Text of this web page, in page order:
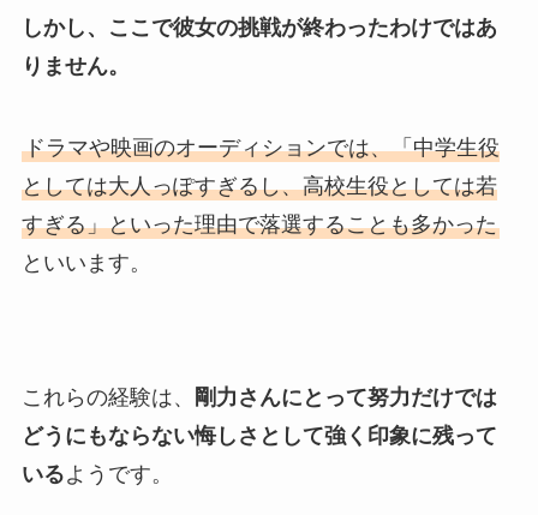
しかし、ここで彼女の挑戦が終わったわけではあ
りません。
ドラマや映画のオーディションでは、「中学生役
としては大人っぽすぎるし、高校生役としては若
すぎる」といった理由で落選することも多かった
といいます。
これらの経験は、
剛力さんにとって努力だけでは
どうにもならない悔しさとして強く印象に残って
いるようです。